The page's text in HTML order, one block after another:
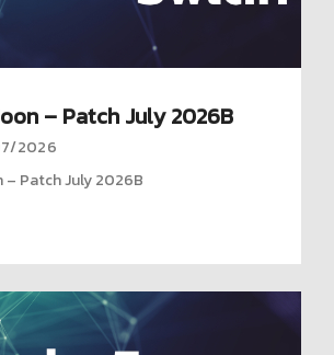
– Patch July 2026B
2026
– Patch July 2026B